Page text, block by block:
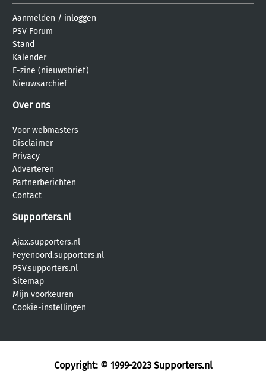
Aanmelden / inloggen
PSV Forum
Stand
Kalender
E-zine (nieuwsbrief)
Nieuwsarchief
Over ons
Voor webmasters
Disclaimer
Privacy
Adverteren
Partnerberichten
Contact
Supporters.nl
Ajax.supporters.nl
Feyenoord.supporters.nl
PSV.supporters.nl
Sitemap
Mijn voorkeuren
Cookie-instellingen
Copyright: © 1999-2023 Supporters.nl